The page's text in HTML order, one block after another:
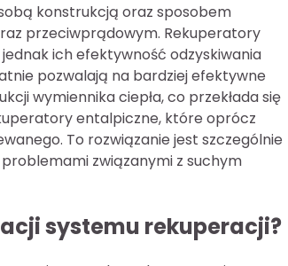
konstrukcją oraz sposobem
przeciwprądowym. Rekuperatory
ich efektywność odzyskiwania
pozwalają na bardziej efektywne
wymiennika ciepła, co przekłada się
entalpiczne, które oprócz
To rozwiązanie jest szczególnie
związanymi z suchym
systemu rekuperacji?